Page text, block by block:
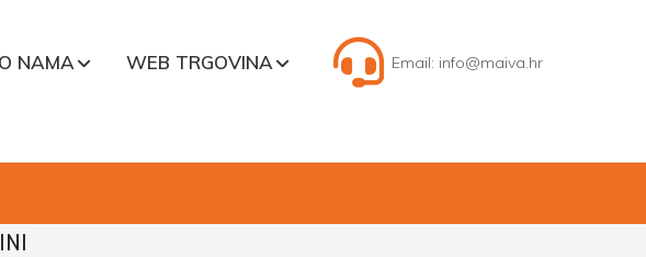
O NAMA
WEB TRGOVINA
Email: info@maiva.hr